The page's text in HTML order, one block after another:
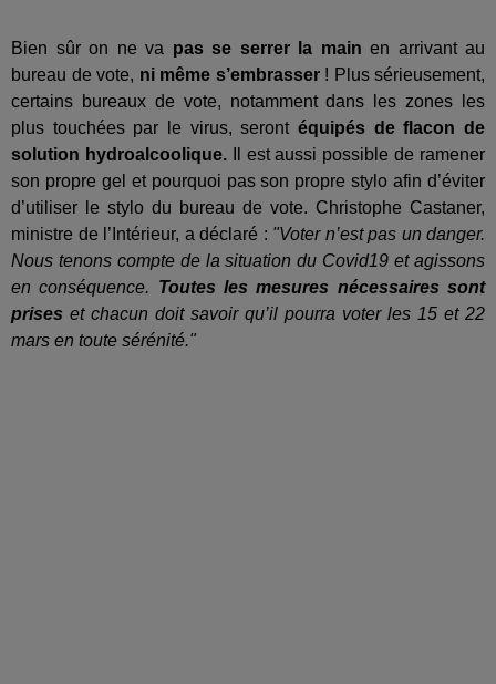
Bien sûr on ne va pas se serrer la main en arrivant au
bureau de vote, ni même s’embrasser! Plus sérieusement,
certains bureaux de vote, notamment dans les zones les
plus touchées par le virus, seront équipés de flacon de
solution hydroalcoolique.Il est aussi possible de ramener
son propre gel et pourquoi pas son propre stylo afin d’éviter
d’utiliser le stylo du bureau de vote. Christophe Castaner,
ministre de l’Intérieur, a déclaré : "Voter n’est pas un danger.
Nous tenons compte de la situation du Covid19 et agissons
en conséquence. Toutes les mesures nécessaires sont
prises et chacun doit savoir qu’il pourra voter les 15 et 22
mars en toute sérénité."